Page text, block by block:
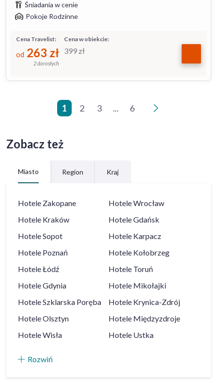
Śniadania w cenie
Pokoje Rodzinne
Cena w obiekcie:
399 zł
Cena Travelist:
od 263 zł
2 dorosłych
1 2 3 ... 6
>
Zobacz też
Miasto Region Kraj
Hotele Zakopane HoteleWrocław
Hotele Kraków HoteleGdańsk
HoteleSopot Hotele Karpacz
Hotele Poznań Hotele Kołobrzeg
HoteleŁódź Hotele Toruń
HoteleGdynia Hotele Mikołajki
HoteleSzklarska Poręba Hotele Krynica-Zdrój
HoteleOlsztyn Hotele Międzyzdroje
HoteleWisła Hotele Ustka
Rozwiń